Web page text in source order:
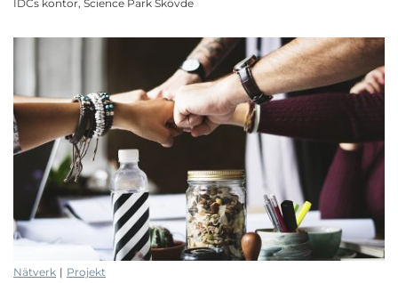
IDCs kontor, Science Park Skövde
Nätverk | Projekt